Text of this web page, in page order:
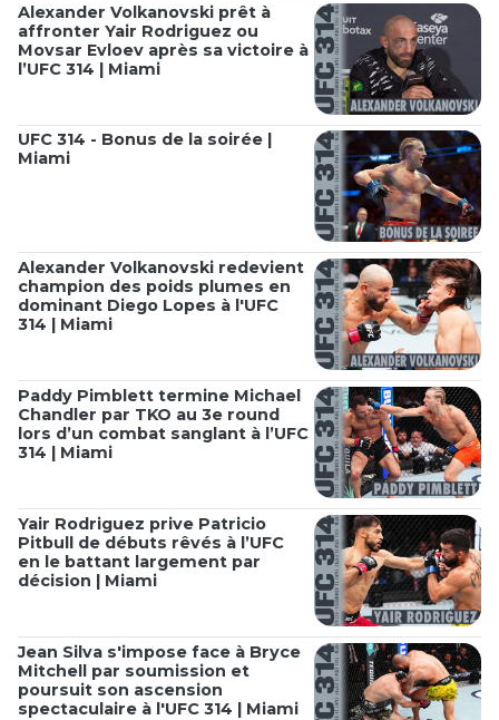
Alexander Volkanovski prêt à
affronter Yair Rodriguez ou
Movsar Evloev après sa victoire à
l’UFC 314 | Miami
UFC 314 - Bonus de la soirée |
Miami
Alexander Volkanovski redevient
champion des poids plumes en
dominant Diego Lopes à l'UFC
314 | Miami
Paddy Pimblett termine Michael
Chandler par TKO au 3e round
lors d’un combat sanglant à l’UFC
314 | Miami
Yair Rodriguez prive Patricio
Pitbull de débuts rêvés à l’UFC
en le battant largement par
décision | Miami
Jean Silva s'impose face à Bryce
Mitchell par soumission et
poursuit son ascension
spectaculaire à l'UFC 314 | Miami